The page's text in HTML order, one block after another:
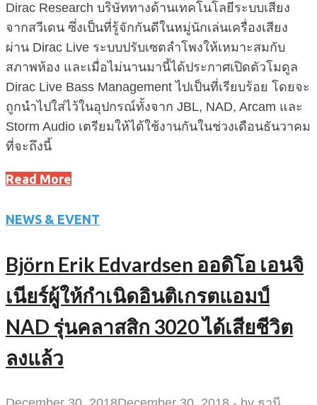
Dirac Research บริษัททางด้านเทคโนโลยีระบบเสียง
จากสวีเดน ซึ่งเป็นที่รู้จักกันดีในหมู่นักเล่นเครื่องเสียง
ผ่าน Dirac Live ระบบปรับเซตลำโพงให้เหมาะสมกับ
สภาพห้อง และเมื่อไม่นานมานี้ได้ประกาศเปิดตัวโมดูล
Dirac Live Bass Management ไปเป็นที่เรียบร้อย โดยจะ
ถูกนำไปใส่ไว้ในอุปกรณ์ทั้งจาก JBL, NAD, Arcam และ
Storm Audio เตรียมให้ได้ใช้งานกันในช่วงเดือนธันวาคม
ที่จะถึงนี้
Read More
NEWS & EVENT
Björn Erik Edvardsen ออดิโอ เอนจิ
เนียร์ผู้ให้กำเนิดอินติเกรตแอมป์
NAD รุ่นคลาสสิก 3020 ได้เสียชีวิต
ลงแล้ว